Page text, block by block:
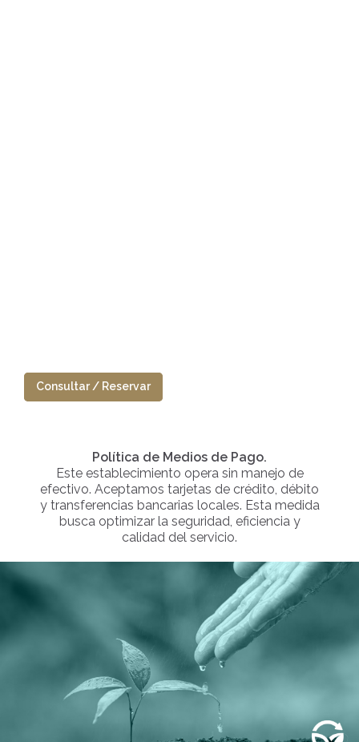
Consultar / Reservar
Política de Medios de Pago.
Este establecimiento opera sin manejo de
efectivo. Aceptamos tarjetas de crédito, débito
y transferencias bancarias locales. Esta medida
busca optimizar la seguridad, eficiencia y
calidad del servicio.